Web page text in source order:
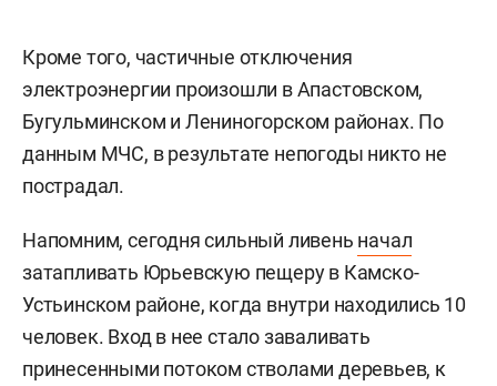
Кроме того, частичные отключения
электроэнергии произошли в Апастовском,
Бугульминском и Лениногорском районах. По
данным МЧС, в результате непогоды никто не
пострадал.
Напомним, сегодня сильный ливень начал
затапливать Юрьевскую пещеру в Камско-
Устьинском районе, когда внутри находились 10
человек. Вход в нее стало заваливать
принесенными потоком стволами деревьев, к